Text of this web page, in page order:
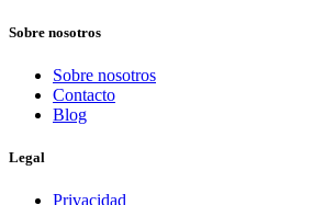
Sobre nosotros
Sobre nosotros
Contacto
Blog
Legal
Privacidad